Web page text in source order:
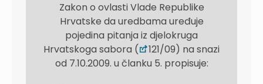
Zakon o ovlasti Vlade Republike
Hrvatske da uredbama uređuje
pojedina pitanja iz djelokruga
Hrvatskoga sabora (
121/09) na snazi
od 7.10.2009. u članku 5. propisuje: